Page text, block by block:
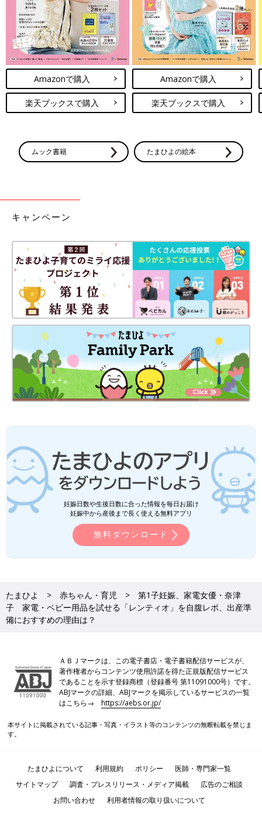
Amazonで購入
楽天ブックスで購入
Amazonで購入
楽天ブックスで購入
ムック書籍 たまひよの絵本
キャンペーン
妊娠日数や生後日数に合った情報を毎日お届け
妊娠中から産後まで長く使える無料アプリ
無料ダウンロード
たまひよ 赤ちゃん・育児
第1子妊娠、家電女優・奈津
子 家電・ベビー用品を試せる「レンティオ」を自腹レポ、出産準
備におすすめの理由は？
ＡＢＪマークは、この電子書店・電子書籍配信サービスが、
著作権者からコンテンツ使用許諾を得た正規版配信サービス
であることを示す登録商標（登録番号 第11091000号）です。
ABJマークの詳細、ABJマークを掲示しているサービスの一覧
はこちら→https://aebs.or.jp/
本サイトに掲載されている記事・写真・イラスト等のコンテンツの無断転載を禁じま
す。
たまひよについて 利用規約 ポリシー
医師・専門家一覧
サイトマップ
調査・プレスリリース・メディア掲載
広告のご相談
お問い合わせ
利用者情報の取り扱いについて